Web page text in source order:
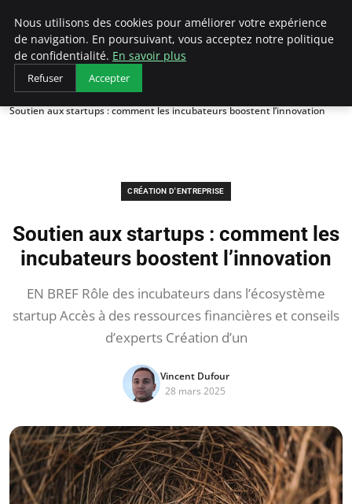
LECFCM
Accueil
Création d'entreprise
Soutien aux startups : comment les incubateurs boostent l’innovation
CRÉATION D'ENTREPRISE
Soutien aux startups : comment les
incubateurs boostent l’innovation
EN BREF Rôle des incubateurs dans l’écosystème
startup Accès à des ressources financières et conseils
d’experts Création d’un
Vincent Dufour
28 mars 2025
Nous utilisons des cookies pour améliorer votre expérience
de navigation. En poursuivant, vous acceptez notre politique
de confidentialité. En savoir plus
Refuser Accepter